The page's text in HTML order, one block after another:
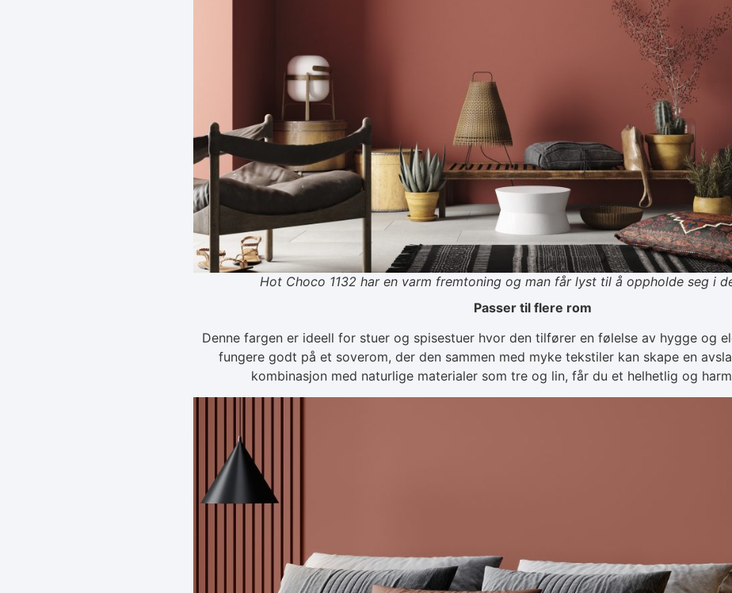
Hot Choco 1132 har en varm fremtoning og man får lyst til å oppholde seg i
Passer til flere rom
Denne fargen er ideell for stuer og spisestuer hvor den tilfører en følelse av hygge og
fungere godt på et soverom, der den sammen med myke tekstiler kan skape en
kombinasjon med naturlige materialer som tre og lin, får du et helhetlig og